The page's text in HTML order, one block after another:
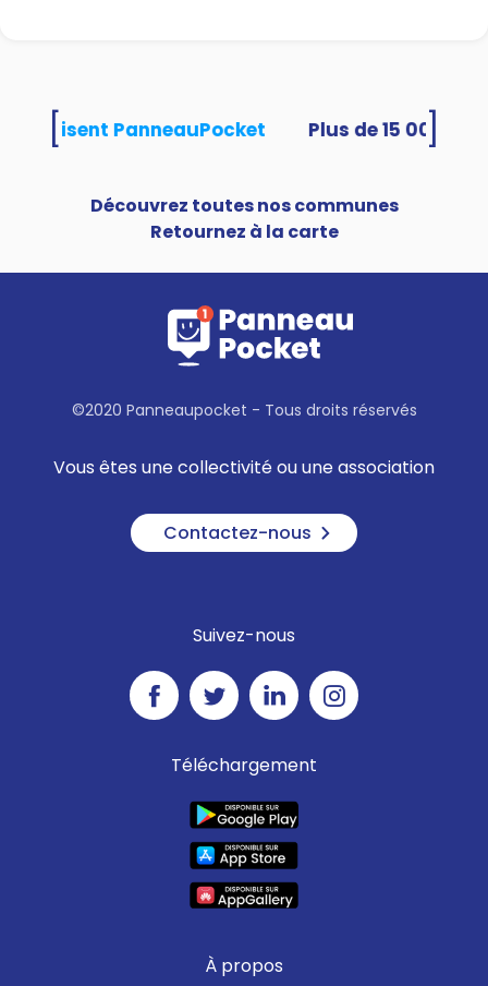
utilisent PanneauPocket
Découvrez toutes nos communes
Retournez à la carte
©2020 Panneaupocket - Tous droits réservés
Vous êtes une collectivité ou une association
Contactez-nous
Suivez-nous
Téléchargement
À propos